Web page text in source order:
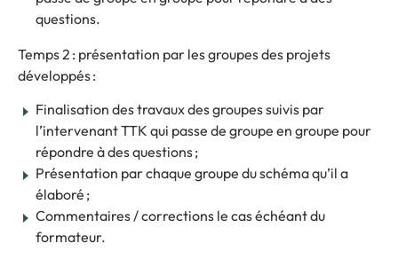
questions.
Temps 2 : présentation par les groupes des projets
développés :
Finalisation des travaux des groupes suivis par
l’intervenant TTK qui passe de groupe en groupe pour
répondre à des questions ;
Présentation par chaque groupe du schéma qu’il a
élaboré ;
Commentaires / corrections le cas échéant du
formateur.